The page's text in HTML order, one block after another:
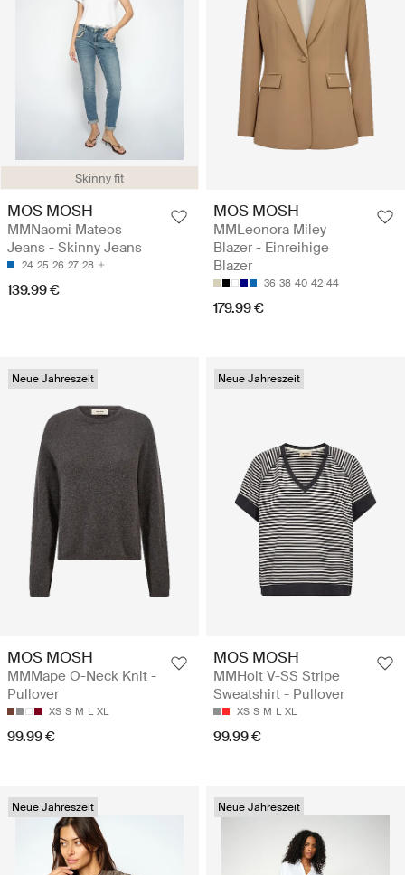
Skinny fit
MOS MOSH
MMNaomi Mateos
Jeans - Skinny Jeans
24 25 26 27 28
139.99 €
MOS MOSH
MMLeonora Miley
Blazer - Einreihige
Blazer
36 38 40 42 44
179.99 €
Neue Jahreszeit
MOS MOSH
MMMape O-Neck Knit -
Pullover
XS S M L XL
99.99 €
Neue Jahreszeit
MOS MOSH
MMHolt V-SS Stripe
Sweatshirt - Pullover
XS S M L XL
99.99 €
Neue Jahreszeit Neue Jahreszeit